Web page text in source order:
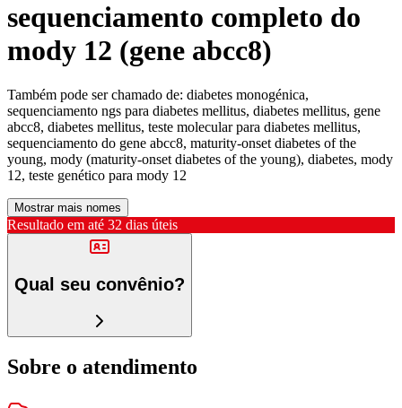
sequenciamento completo do
mody 12 (gene abcc8)
Também pode ser chamado de: diabetes monogénica,
sequenciamento ngs para diabetes mellitus, diabetes mellitus, gene
abcc8, diabetes mellitus, teste molecular para diabetes mellitus,
sequenciamento do gene abcc8, maturity-onset diabetes of the
young, mody (maturity-onset diabetes of the young), diabetes, mody
12, teste genético para mody 12
Mostrar mais nomes
Resultado em até 32 dias úteis
Qual seu convênio?
Sobre o atendimento